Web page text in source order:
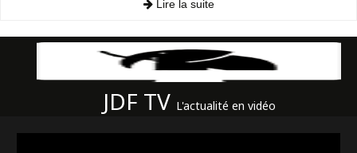
Lire la suite
JDF TV L'actualité en vidéo